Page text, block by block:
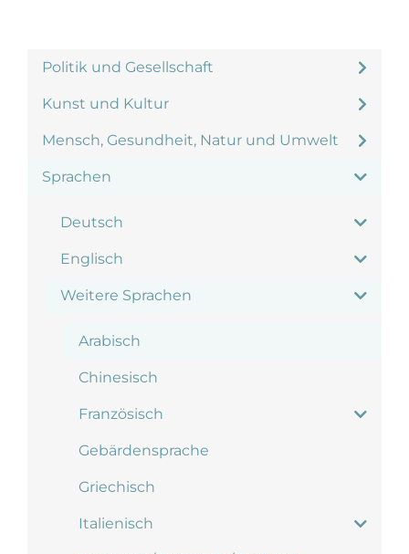
Politik und Gesellschaft
Kunst und Kultur
Mensch, Gesundheit, Natur und Umwelt
Sprachen
Deutsch
Englisch
Weitere Sprachen
Arabisch
Chinesisch
Französisch
Gebärdensprache
Griechisch
Italienisch